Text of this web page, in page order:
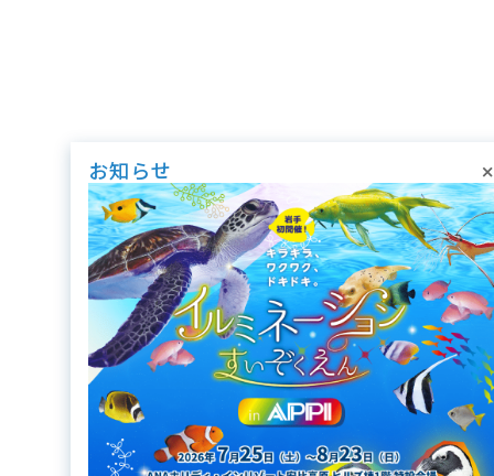
お知らせ ×